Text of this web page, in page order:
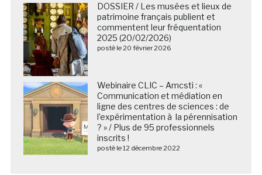
DOSSIER / Les musées et lieux de
patrimoine français publient et
commentent leur fréquentation
2025 (20/02/2026)
posté le 20 février 2026
Webinaire CLIC – Amcsti : «
Communication et médiation en
ligne des centres de sciences : de
l’expérimentation à la pérennisation
? » / Plus de 95 professionnels
inscrits !
posté le 12 décembre 2022